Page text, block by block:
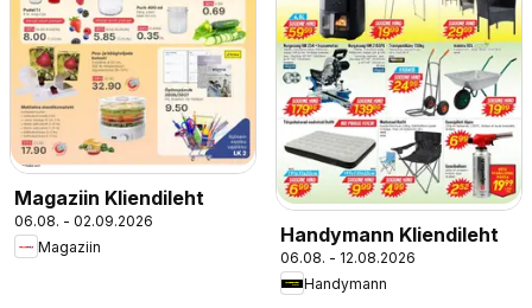
Magaziin Kliendileht
06.08. - 02.09.2026
Magaziin
Handymann Kliendileht
06.08. - 12.08.2026
Handymann